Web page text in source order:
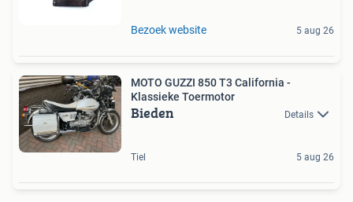
Bezoek website 5 aug 26
MOTO GUZZI 850 T3 California -
Klassieke Toermotor
Bieden Details
Tiel 5 aug 26